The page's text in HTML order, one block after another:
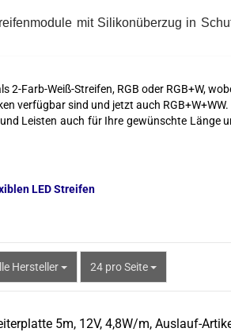
mit Silikonüberzug in
2-Farb-Weiß-Streifen, RGB oder RGB+W,
verfügbar sind und jetzt auch RGB+W+WW.
Leisten auch für Ihre gewünschte
LED Streifen
Hersteller 24 pro Seite
pro Seite
5m, 12V, 4,8W/m, Auslauf-​​